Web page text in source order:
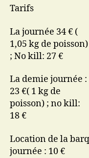
Tarifs
La journée 34 € (
1,05 kg de poisson)
; No kill: 27 €
La demie journée :
23 €( 1 kg de
poisson) ; no kill:
18 €
Location de la
journée : 10 €